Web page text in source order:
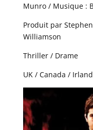
Munro / Musique :
Produit par
Williamson
Thriller / Drame
UK / Canada /